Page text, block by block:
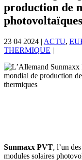
production de
23 04 2024 | ACTU,
THERMIQUE |
Sunmaxx PVT, l’un
modules solaires